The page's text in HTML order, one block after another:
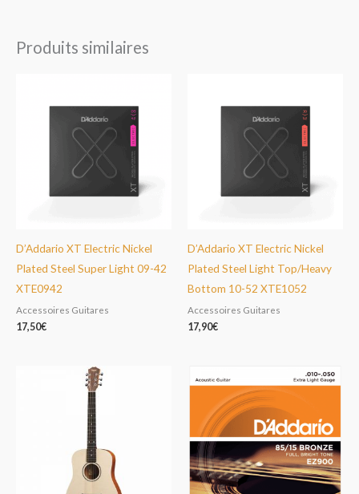
Produits similaires
D’Addario XT Electric Nickel
Plated Steel Super Light 09-42
XTE0942
Accessoires Guitares
17,50€
D’Addario XT Electric Nickel
Plated Steel Light Top/Heavy
Bottom 10-52 XTE1052
Accessoires Guitares
17,90€